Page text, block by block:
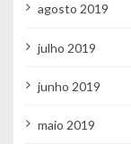
agosto 2019
julho 2019
junho 2019
maio 2019